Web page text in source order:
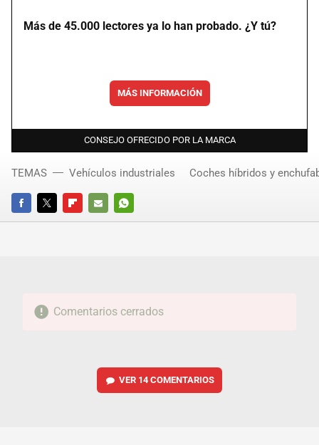
Más de 45.000 lectores ya lo han probado. ¿Y tú?
MÁS INFORMACIÓN
CONSEJO OFRECIDO POR LA MARCA
FACEBOOKTWITTERFLIPBOARD
E-
WHATSAPP
TEMAS Vehículos industriales Coches híbridos y
Comentarios cerrados
VER 14 COMENTARIOS